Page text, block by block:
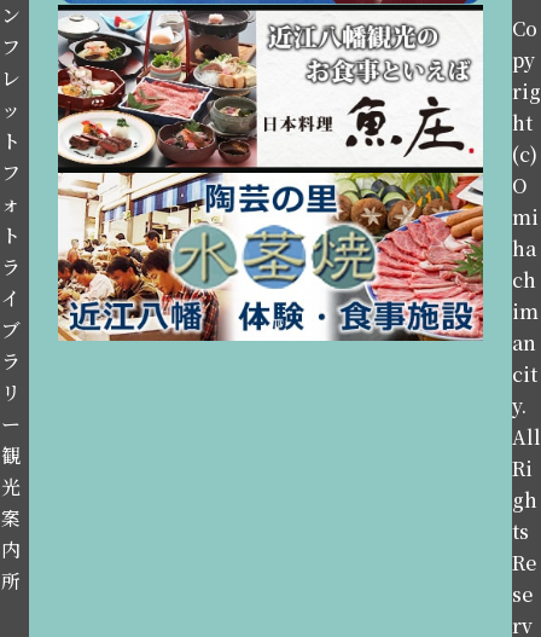
ン
フ
レ
ッ
ト
フ
ォ
ト
ラ
イ
ブ
ラ
リ
ー
観
光
案
内
所
Co
py
rig
ht
(c)
O
mi
ha
ch
im
an
cit
y.
All
Ri
gh
ts
Re
se
rv